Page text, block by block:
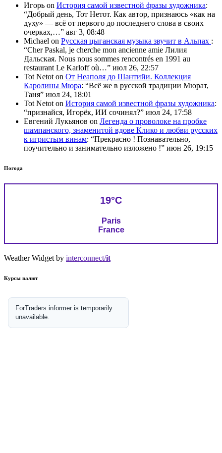
Игорь on История самой известной фразы художника:
“Добрый день, Тот Нетот. Как автор, признаюсь «как на
духу» — всё от первого до последнего слова в своих
очерках,…” авг 3, 08:48
Michael on Русская цыганская музыка звучит в Альпах :
“Cher Paskal, je cherche mon ancienne amie Лилия
Дальская. Nous nous sommes rencontrés en 1991 au
restaurant Le Karloff où…” июл 26, 22:57
Tot Netot on От Неаполя до Шантийи. Коллекция
Каролины Мюра: “Всё же в русской традиции Мюрат,
Таня” июл 24, 18:01
Tot Netot on История самой известной фразы художника:
“признайся, Игорёк, ИИ сочинял?” июл 24, 17:58
Евгений Лукьянов on Легенда о проволоке на пробке
шампанского, знаменитой вдове Клико и любви русских
к игристым винам: “Прекрасно ! Познавательно,
поучительно и занимательно изложено !” июн 26, 19:15
Погода
19°C
Paris
France
Weather Widget by interconnect/it
Курсы валют